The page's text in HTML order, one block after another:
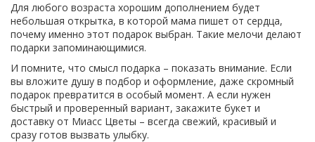
Для любого возраста хорошим дополнением будет
небольшая открытка, в которой мама пишет от сердца,
почему именно этот подарок выбран. Такие мелочи делают
подарки запоминающимися.
И помните, что смысл подарка – показать внимание. Если
вы вложите душу в подбор и оформление, даже скромный
подарок превратится в особый момент. А если нужен
быстрый и проверенный вариант, закажите букет и
доставку от Миасс Цветы – всегда свежий, красивый и
сразу готов вызвать улыбку.